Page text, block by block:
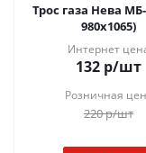
Трос газа Нева
980х1065)
Интернет
132 р/шт
Розничная
220р/шт